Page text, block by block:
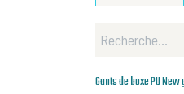
Gants de boxe PU New